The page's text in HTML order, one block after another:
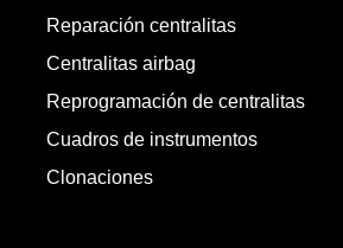
Reparación centralitas
Centralitas airbag
Reprogramación de centralitas
Cuadros de instrumentos
Clonaciones